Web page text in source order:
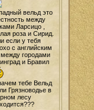
вельд это
между
Ларсицо ,
роза и Сирид.
если у тебя
с английским
между городами
и Бравил
тебе Вельд
Грязноводье в
лесу